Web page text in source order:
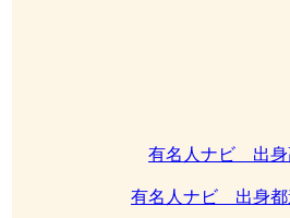
有名人ナビ 出身
有名人ナビ 出身都